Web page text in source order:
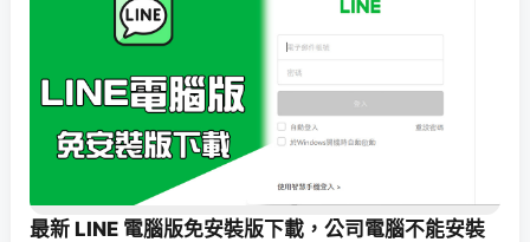
最新 LINE 電腦版免安裝版下載，公司電腦不能安裝